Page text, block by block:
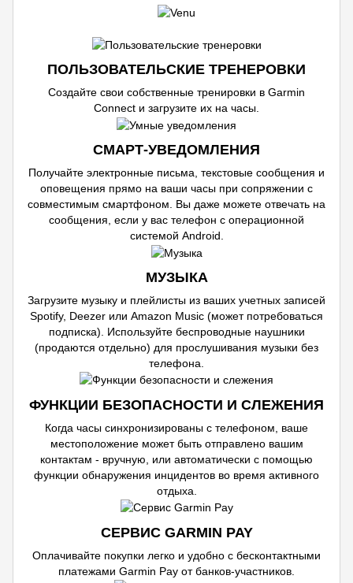
ПОЛЬЗОВАТЕЛЬСКИЕ ТРЕНЕРОВКИ
Создайте свои собственные тренировки в Garmin
Connect и загрузите их на часы.
СМАРТ-УВЕДОМЛЕНИЯ
Получайте электронные письма, текстовые сообщения и
оповещения прямо на ваши часы при сопряжении с
совместимым смартфоном. Вы даже можете отвечать на
сообщения, если у вас телефон с операционной
системой Android.
МУЗЫКА
Загрузите музыку и плейлисты из ваших учетных записей
Spotify, Deezer или Amazon Music (может потребоваться
подписка). Используйте беспроводные наушники
(продаются отдельно) для прослушивания музыки без
телефона.
ФУНКЦИИ БЕЗОПАСНОСТИ И СЛЕЖЕНИЯ
Когда часы синхронизированы с телефоном, ваше
местоположение может быть отправлено вашим
контактам - вручную, или автоматически с помощью
функции обнаружения инцидентов во время активного
отдыха.
СЕРВИС GARMIN PAY
Оплачивайте покупки легко и удобно с бесконтактными
платежами Garmin Pay от банков-участников.